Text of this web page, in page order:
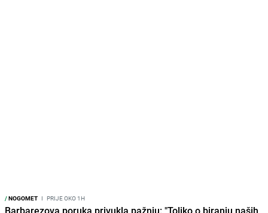
/NOGOMET I PRIJE OKO 1H